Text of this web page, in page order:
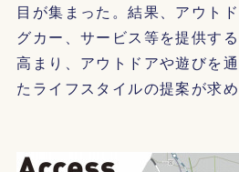
目が集まった。結果、アウト
グカー、サービス等を提供す
高まり、アウトドアや遊びを
たライフスタイルの提案が求め